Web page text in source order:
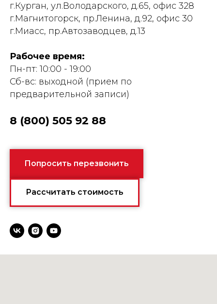
г.Курган, ул.Володарского, д.65, офис 328
г.Магнитогорск, пр.Ленина, д.92, офис 30
г.Миасс, пр.Автозаводцев, д.13
Рабочее время:
Пн-пт: 10:00 - 19:00
Сб-вс: выходной (прием по
предварительной записи)
8 (800) 505 92 88
Попросить перезвонить
Рассчитать стоимость